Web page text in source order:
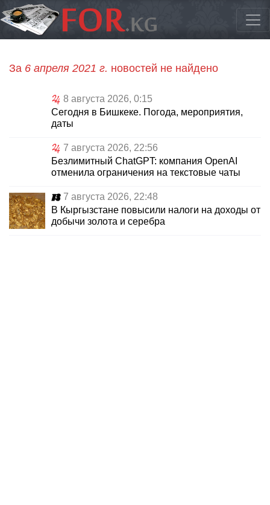
За 6 апреля 2021 г. новостей не найдено
8 августа 2026, 0:15
Сегодня в Бишкеке. Погода, мероприятия,
даты
7 августа 2026, 22:56
Безлимитный ChatGPT: компания OpenAI
отменила ограничения на текстовые чаты
7 августа 2026, 22:48
В Кыргызстане повысили налоги на доходы от
добычи золота и серебра